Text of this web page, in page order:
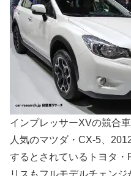
インプレッサーXVの競合
人気のマツダ・CX-5、
するとされているトヨタ